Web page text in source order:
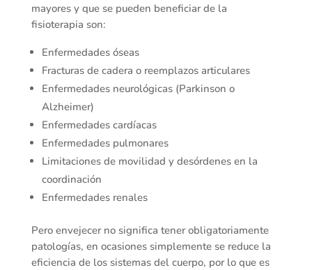
mayores y que se pueden beneficiar de la
fisioterapia son:
Enfermedades óseas
Fracturas de cadera o reemplazos articulares
Enfermedades neurológicas (Parkinson o
Alzheimer)
Enfermedades cardíacas
Enfermedades pulmonares
Limitaciones de movilidad y desórdenes en la
coordinación
Enfermedades renales
Pero envejecer no significa tener obligatoriamente
patologías, en ocasiones simplemente se reduce la
eficiencia de los sistemas del cuerpo, por lo que es